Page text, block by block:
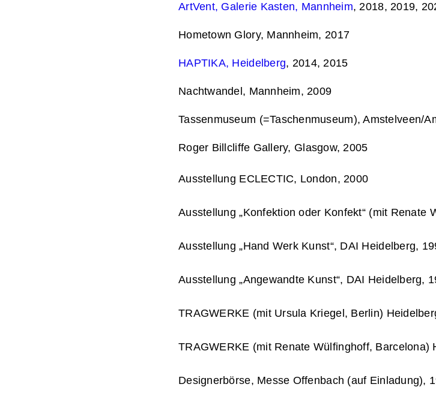
ArtVent, Galerie Kasten, Mannheim, 2018, 2019,
Hometown Glory, Mannheim, 2017
HAPTIKA, Heidelberg, 2014, 2015
Nachtwandel, Mannheim, 2009
Tassenmuseum (=Taschenmuseum), Amstelveen/
Roger Billcliffe Gallery, Glasgow, 2005
Ausstellung ECLECTIC, London, 2000
Ausstellung „Konfektion oder Konfekt“ (mit Renate
Ausstellung „Hand Werk Kunst“, DAI Heidelberg,
Ausstellung „Angewandte Kunst“, DAI Heidelberg,
TRAGWERKE (mit Ursula Kriegel, Berlin)
TRAGWERKE (mit Renate Wülfinghoff, Barcelona)
Designerbörse, Messe Offenbach (auf Einladung),